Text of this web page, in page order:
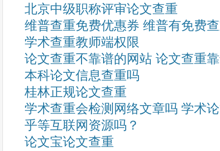
北京中级职称评审论文查重
维普查重免费优惠券 维普有免费
学术查重教师端权限
论文查重不靠谱的网站 论文查重
本科论文信息查重吗
桂林正规论文查重
学术查重会检测网络文章吗 学术
乎等互联网资源吗？
论文宝论文查重